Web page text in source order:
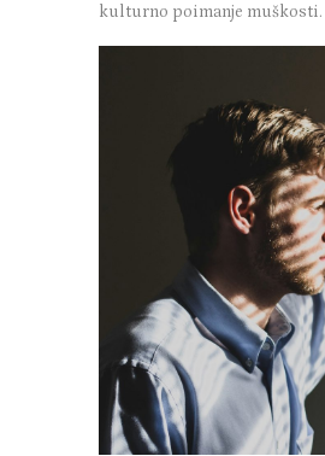
kulturno poimanje muškosti.